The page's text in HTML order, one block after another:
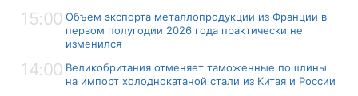
15:00 Объем экспорта металлопродукции из Франции в
первом полугодии 2026 года практически не
изменился
14:00 Великобритания отменяет таможенные пошлины
на импорт холоднокатаной стали из Китая и России